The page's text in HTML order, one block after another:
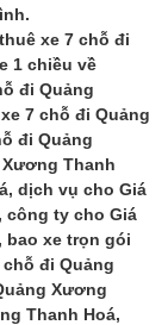
xe 7 chỗ đi
1 chiều về
đi Quảng
7 chỗ đi Quảng
đi Quảng
Thanh
dịch vụ cho Giá
công ty cho Giá
bao xe trọn gói
đi Quảng
Xương
Thanh Hoá,